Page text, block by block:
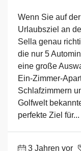
Wenn Sie auf
Urlaubsziel an
Sella genau
die nur 5
eine große
Ein-Zimmer-
Schlafzimmern
Golfwelt
perfekte Ziel für...
3 Jahren vor